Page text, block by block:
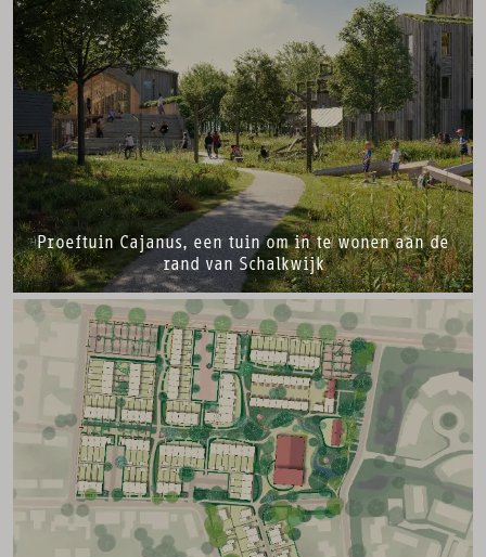
Proeftuin Cajanus, een tuin om in te wonen aan de
rand van Schalkwijk